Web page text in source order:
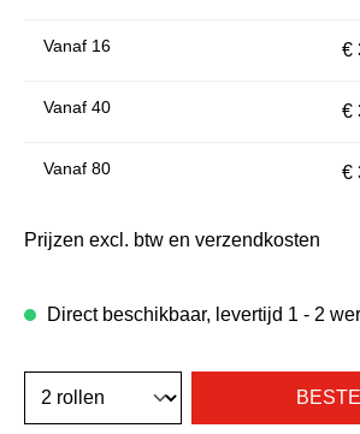
Vanaf 16 €
Vanaf 40 €
Vanaf 80 €
Prijzen excl. btw en verzendkosten
Direct beschikbaar, levertijd 1 - 2